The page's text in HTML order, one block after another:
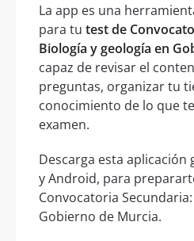
La app es una
para tu test de
Biología y geología en
capaz de revisar el
preguntas, organizar tu
conocimiento de lo que
examen.
Descarga esta aplicación
y Android, para
Convocatoria
Gobierno de Murcia.